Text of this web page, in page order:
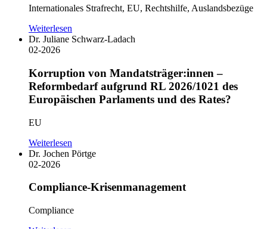
Internationales Strafrecht, EU, Rechtshilfe, Auslandsbezüge
Weiterlesen
Dr. Juliane Schwarz-Ladach
02-2026
Korruption von Mandatsträger:innen –
Reformbedarf aufgrund RL 2026/1021 des
Europäischen Parlaments und des Rates?
EU
Weiterlesen
Dr. Jochen Pörtge
02-2026
Compliance-Krisenmanagement
Compliance